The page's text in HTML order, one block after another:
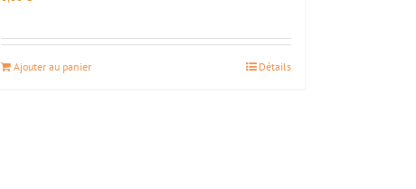
Ajouter au panier Détails